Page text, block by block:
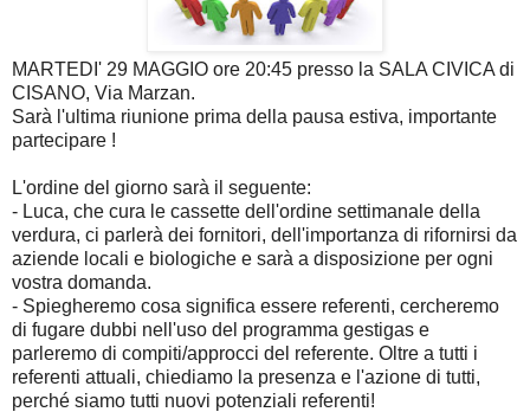
MARTEDI' 29 MAGGIO ore 20:45 presso la SALA CIVICA di
CISANO, Via Marzan.
Sarà l'ultima riunione prima della pausa estiva, importante
partecipare !
L'ordine del giorno sarà il seguente:
- Luca, che cura le cassette dell'ordine settimanale della
verdura, ci parlerà dei fornitori, dell'importanza di rifornirsi da
aziende locali e biologiche e sarà a disposizione per ogni
vostra domanda.
- Spiegheremo cosa significa essere referenti, cercheremo
di fugare dubbi nell'uso del programma gestigas e
parleremo di compiti/approcci del referente. Oltre a tutti i
referenti attuali, chiediamo la presenza e l'azione di tutti,
perché siamo tutti nuovi potenziali referenti!